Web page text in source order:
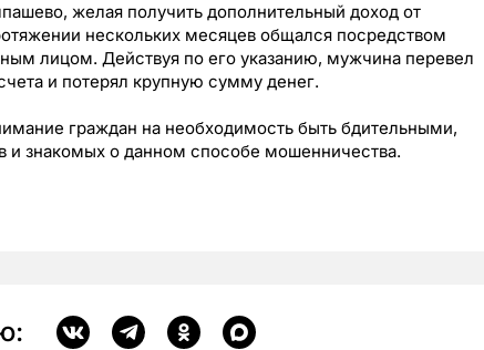
желая получить дополнительный доход от
нескольких месяцев общался посредством
лицом. Действуя по его указанию, мужчина перевел
и потерял крупную сумму денег.
граждан на необходимость быть бдительными,
и знакомых о данном способе мошенничества.